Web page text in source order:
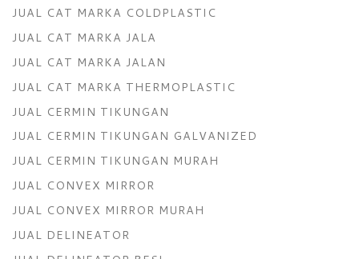
JUAL CAT MARKA COLDPLASTIC
JUAL CAT MARKA JALA
JUAL CAT MARKA JALAN
JUAL CAT MARKA THERMOPLASTIC
JUAL CERMIN TIKUNGAN
JUAL CERMIN TIKUNGAN GALVANIZED
JUAL CERMIN TIKUNGAN MURAH
JUAL CONVEX MIRROR
JUAL CONVEX MIRROR MURAH
JUAL DELINEATOR